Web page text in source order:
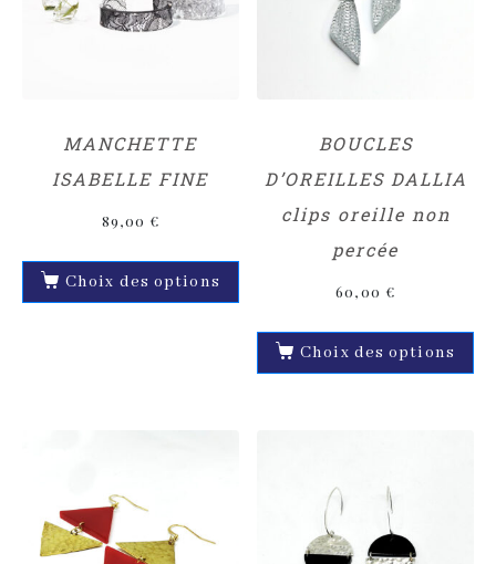
MANCHETTE
ISABELLE FINE
89,00 €
Choix des options
BOUCLES
D’OREILLES DALLIA
clips oreille non
percée
60,00 €
Choix des options